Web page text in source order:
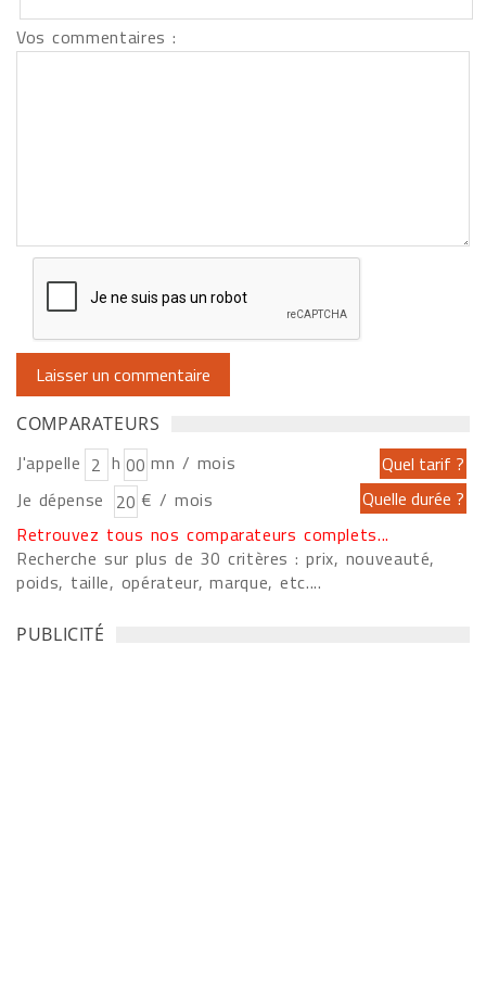
Vos commentaires :
COMPARATEURS
J'appelle h
mn / mois
Je dépense
€ / mois
Retrouvez tous nos comparateurs complets...
Recherche sur plus de 30 critères : prix, nouveauté,
poids, taille, opérateur, marque, etc....
PUBLICITÉ